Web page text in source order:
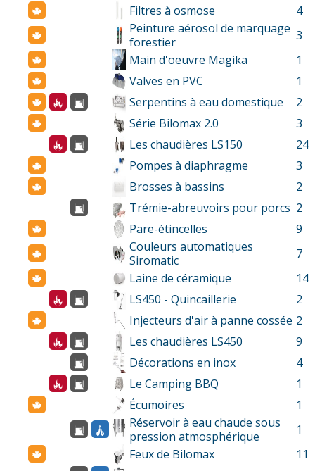
Filtres à osmose
4
Peinture aérosol de marquage
forestier
3
Main d'oeuvre Magika
1
Valves en PVC
1
Serpentins à eau domestique
2
Série Bilomax 2.0
3
Les chaudières LS150
24
Pompes à diaphragme
3
Brosses à bassins
2
Trémie-abreuvoirs pour porcs 2
Pare-étincelles
9
Couleurs automatiques
Siromatic
7
Laine de céramique
14
LS450 - Quincaillerie
2
Injecteurs d'air à panne cossée 2
Les chaudières LS450
9
Décorations en inox
4
Le Camping BBQ
1
Écumoires
1
Réservoir à eau chaude sous
pression atmosphérique
1
Feux de Bilomax
11